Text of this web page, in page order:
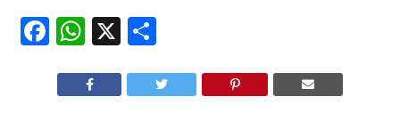
Facebook
WhatsApp
X